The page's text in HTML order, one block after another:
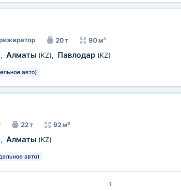
20 т 90 м³
, Алматы (KZ), Павлодар (KZ)
авто)
22 т 92 м³
, Алматы (KZ)
авто)
1